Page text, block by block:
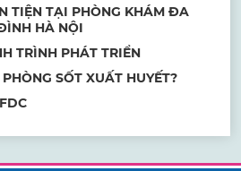
TIỆN TẠI PHÒNG KHÁM ĐA
HÀ NỘI
TRÌNH PHÁT TRIỂN
SỐT XUẤT HUYẾT?